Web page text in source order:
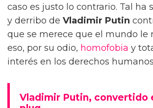
caso es justo lo contrario. Tal ha
y derribo de Vladimir Putin
que se merece que el mundo le
eso, por su odio, homofobia y
interés en los derechos
Vladimir Putin, convertido